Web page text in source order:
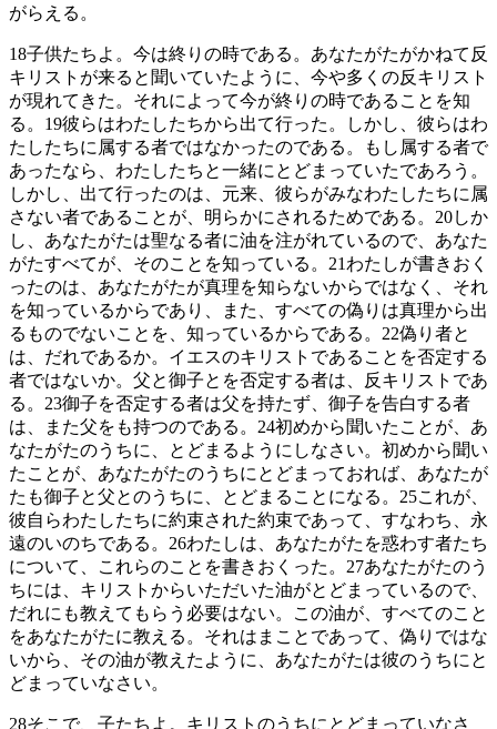
がらえる。
18子供たちよ。今は終りの時である。あなたがたがかねて反
キリストが来ると聞いていたように、今や多くの反キリスト
が現れてきた。それによって今が終りの時であることを知
る。 19彼らはわたしたちから出て行った。しかし、彼らはわ
たしたちに属する者ではなかったのである。もし属する者で
あったなら、わたしたちと一緒にとどまっていたであろう。
しかし、出て行ったのは、元来、彼らがみなわたしたちに属
さない者であることが、明らかにされるためである。 20しか
し、あなたがたは聖なる者に油を注がれているので、あなた
がたすべてが、そのことを知っている。 21 わたしが書きおく
ったのは、あなたがたが真理を知らないからではなく、それ
を知っているからであり、また、すべての偽りは真理から出
るものでないことを、知っているからである。 22偽り者と
は、だれであるか。イエスのキリストであることを否定する
者ではないか。父と御子とを否定する者は、反キリストであ
る。 23御子を否定する者は父を持たず、御子を告白する者
は、また父をも持つのである。 24初めから聞いたことが、あ
なたがたのうちに、とどまるようにしなさい。初めから聞い
たことが、あなたがたのうちにとどまっておれば、あなたが
たも御子と父とのうちに、とどまることになる。 25これが、
彼自らわたしたちに約束された約束であって、すなわち、永
遠のいのちである。 26わたしは、あなたがたを惑わす者たち
について、これらのことを書きおくった。 27あなたがたのう
ちには、キリストからいただいた油がとどまっているので、
だれにも教えてもらう必要はない。この油が、すべてのこと
をあなたがたに教える。それはまことであって、偽りではな
いから、その油が教えたように、あなたがたは彼のうちにと
どまっていなさい。
28そこで、子たちよ。キリストのうちにとどまっていなさ